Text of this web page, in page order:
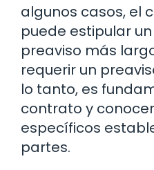
algunos casos, el
puede estipular
preaviso más
requerir un
lo tanto, es
contrato y
específicos
partes.